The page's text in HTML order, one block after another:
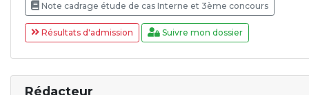
Note cadrage étude de cas Interne et 3ème concours
Résultats d'admission Suivre mon dossier
Rédacteur